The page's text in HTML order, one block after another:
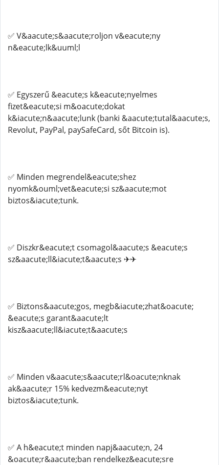
✅ V&aacute;s&aacute;roljon v&eacute;ny
n&eacute;lk&uuml;l
✅ Egyszerű &eacute;s k&eacute;nyelmes
fizet&eacute;si m&oacute;dokat
k&iacute;n&aacute;lunk (banki &aacute;tutal&aacute;s,
Revolut, PayPal, paySafeCard, sőt Bitcoin is).
✅ Minden megrendel&eacute;shez
nyomk&ouml;vet&eacute;si sz&aacute;mot
biztos&iacute;tunk.
✅ Diszkr&eacute;t csomagol&aacute;s &eacute;s
sz&aacute;ll&iacute;t&aacute;s ✈✈
✅ Biztons&aacute;gos, megb&iacute;zhat&oacute;
&eacute;s garant&aacute;lt
kisz&aacute;ll&iacute;t&aacute;s
✅ Minden v&aacute;s&aacute;rl&oacute;nknak
ak&aacute;r 15% kedvezm&eacute;nyt
biztos&iacute;tunk.
✅ A h&eacute;t minden napj&aacute;n, 24
&oacute;r&aacute;ban rendelkez&eacute;sre